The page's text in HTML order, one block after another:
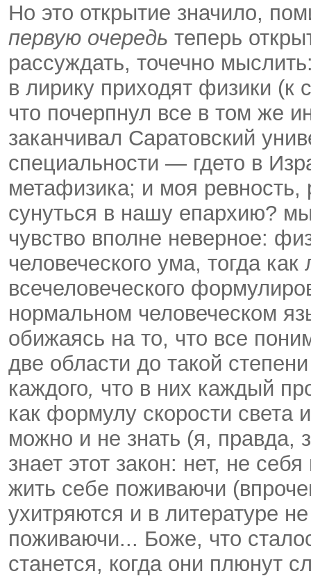
Но это открытие значило,
первую очередь теперь
рассуждать, точечно
в лирику приходят физики
что почерпнул все в том же
заканчивал Саратовский
специальности — где­то в
метафизика; и моя ревность,
сунуться в нашу епархию?
чувство вполне неверное:
человеческого ума, тогда
всечеловеческого
нормальном человеческом
обижаясь на то, что все
две области до такой
каждого, что в них каждый
как формулу скорости света
можно и не знать (я, правда,
знает этот закон: нет, не
жить себе поживаючи
ухитряются и в литературе
поживаючи... Боже, что
станется, когда они плюнут